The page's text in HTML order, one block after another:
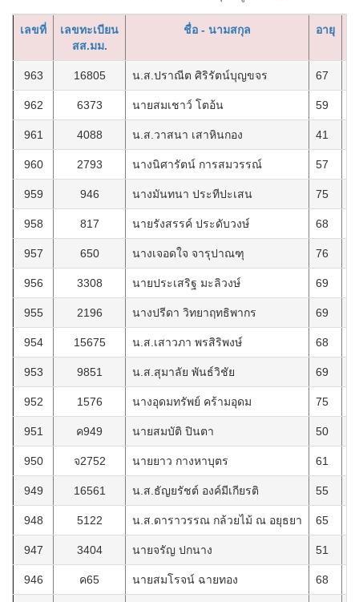
เลขที่
เลขทะเบียน
สส.มม.
ชื่อ - นามสกุล อายุ
963 16805 น.ส.ปราณีต ศิริรัตน์บุญขจร 67
962 6373 นายสมเชาว์ โตอ้น 59
961 4088 น.ส.วาสนา เสาหินกอง 41
960 2793 นางนิศารัตน์ การสมวรรณ์ 57
959 946 นางมันทนา ประทีปะเสน 75
958 817 นายรังสรรค์ ประดับวงษ์ 68
957 650 นางเจอดใจ จารุปาณฑุ 76
956 3308 นายประเสริฐ มะลิวงษ์ 69
955 2196 นางปรีดา วิทยาฤทธิพากร 69
954 15675 น.ส.เสาวภา พรสิริพงษ์ 68
953 9851 น.ส.สุมาลัย พันธ์วิชัย 69
952 1576 นางอุดมทรัพย์ คร้ามอุดม 75
951 ค949 นายสมบัติ ปินตา 50
950 จ2752 นายยาว กางหาบุตร 61
949 16561 น.ส.ธัญยรัชต์ องค์มีเกียรติ 55
948 5122 น.ส.ดาราวรรณ กล้วยไม้ ณ อยุธยา 65
947 3404 นายจรัญ ปกนาง 51
946 ค65 นายสมโรจน์ ฉายทอง 68